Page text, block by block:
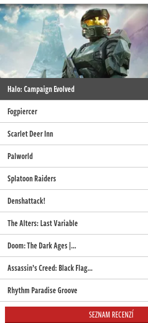
Halo: Campaign Evolved
Fogpiercer
Scarlet Deer Inn
Palworld
Splatoon Raiders
Denshattack!
The Alters: Last Variable
Doom: The Dark Ages |…
Assassin’s Creed: Black Flag…
Rhythm Paradise Groove
SEZNAM RECENZÍ